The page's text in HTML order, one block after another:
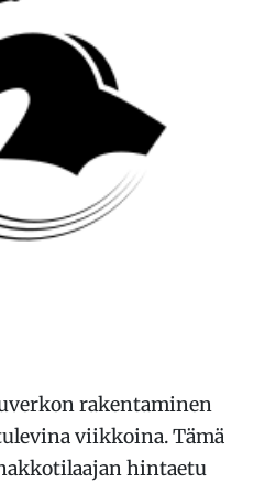
rakentaminen
viikkoina. Tämä
hintaetu